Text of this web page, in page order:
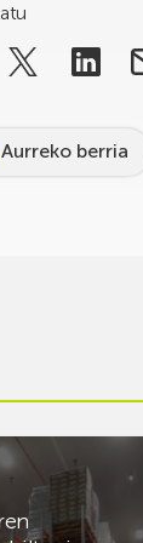
Aurreko berria